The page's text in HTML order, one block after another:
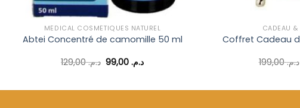
MÉDICAL COSMÉTIQUES NATUREL
Abtei Concentré de camomille 50 ml
د.م.129,00 Le
prix
د.م.99,00 Le
CADEAU
Coffret Cadeau
د.م.199,00